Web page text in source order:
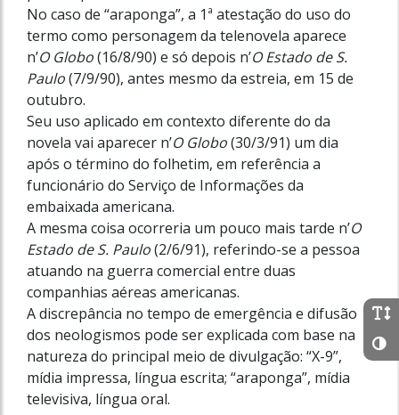
No caso de “araponga”, a 1ª atestação do uso do
termo como personagem da telenovela aparece
n’O Globo(16/8/90) e só depois n’O Estado de S.
Paulo(7/9/90), antes mesmo da estreia, em 15 de
outubro.
Seu uso aplicado em contexto diferente do da
novela vai aparecer n’O Globo(30/3/91) um dia
após o término do folhetim, em referência a
funcionário do Serviço de Informações da
embaixada americana.
A mesma coisa ocorreria um pouco mais tarde n’O
Estado de S. Paulo(2/6/91), referindo-se a pessoa
atuan­do na guerra comercial entre duas
companhias aéreas americanas.
A discrepância no tempo de emergência e difusão
dos neologismos pode ser explicada com base na
natureza do principal meio de divulgação: “X-9”,
mídia impressa, língua escrita; “araponga”, mídia
televisiva, língua oral.